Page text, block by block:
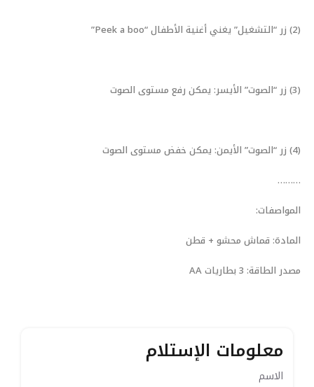
(2) زر “التشغيل” يغني أغنية الأطفال “Peek a boo”
(3) زر “الصوت” الأيسر: يمكن رفع مستوى الصوت
(4) زر “الصوت” الأيمن: يمكن خفض مستوى الصوت
………
المواصفات:
المادة: قماش محشو + قطن
مصدر الطاقة: 3 بطاريات AA
معلومات الإستلام
الاسم